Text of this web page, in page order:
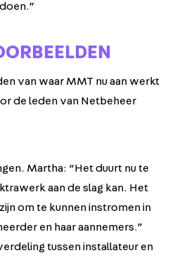
van waar MMT nu aan werkt
de leden van Netbeheer
Martha: “Het duurt nu te
aan de slag kan. Het
om te kunnen instromen in
en haar aannemers.”
tussen installateur en